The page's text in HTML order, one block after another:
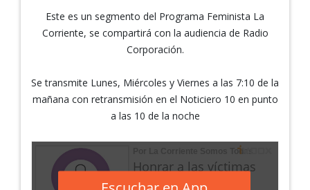
Este es un segmento del Programa Feminista La
Corriente, se compartirá con la audiencia de Radio
Corporación.
Se transmite Lunes, Miércoles y Viernes a las 7:10 de la
mañana con retransmisión en el Noticiero 10 en punto
a las 10 de la noche